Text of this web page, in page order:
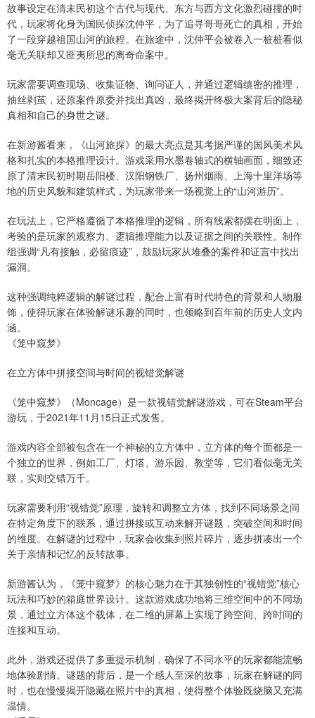
故事设定在清末民初这个古代与现代、东方与西方文化激烈碰撞的时
代，玩家将化身为国民侦探沈仲平，为了追寻哥哥死亡的真相，开始
了一段穿越祖国山河的旅程。在旅途中，沈仲平会被卷入一桩桩看似
毫无关联却又匪夷所思的离奇命案中。
玩家需要调查现场、收集证物、询问证人，并通过逻辑缜密的推理，
抽丝剥茧，还原案件原委并找出真凶，最终揭开终极大案背后的隐秘
真相和自己的身世之谜。
在新游酱看来，《山河旅探》的最大亮点是其考据严谨的国风美术风
格和扎实的本格推理设计。游戏采用水墨卷轴式的横轴画面，细致还
原了清末民初时期岳阳楼、汉阳钢铁厂、扬州烟雨、上海十里洋场等
地的历史风貌和建筑样式，为玩家带来一场视觉上的“山河游历”。
在玩法上，它严格遵循了本格推理的逻辑，所有线索都摆在明面上，
考验的是玩家的观察力、逻辑推理能力以及证据之间的关联性。制作
组强调“凡有接触，必留痕迹”，鼓励玩家从堆叠的案件和证言中找出
漏洞。
这种强调纯粹逻辑的解谜过程，配合上富有时代特色的背景和人物服
饰，使得玩家在体验解谜乐趣的同时，也领略到百年前的历史人文内
涵。
《笼中窥梦》
在立方体中拼接空间与时间的视错觉解谜
《笼中窥梦》（Moncage）是一款视错觉解谜游戏，可在Steam平台
游玩，于2021年11月15日正式发售。
游戏内容全部被包含在一个神秘的立方体中，立方体的每个面都是一
个独立的世界，例如工厂、灯塔、游乐园、教堂等，它们看似毫无关
联，实则交错万千。
玩家需要利用“视错觉”原理，旋转和调整立方体，找到不同场景之间
在特定角度下的联系，通过拼接或互动来解开谜题，突破空间和时间
的维度。在解谜的过程中，玩家会收集到照片碎片，逐步拼凑出一个
关于亲情和记忆的反转故事。
新游酱认为，《笼中窥梦》的核心魅力在于其独创性的“视错觉”核心
玩法和巧妙的箱庭世界设计。这款游戏成功地将三维空间中的不同场
景，通过立方体这个载体，在二维的屏幕上实现了跨空间、跨时间的
连接和互动。
此外，游戏还提供了多重提示机制，确保了不同水平的玩家都能流畅
地体验剧情。谜题的背后，是一个感人至深的故事，玩家在解谜的同
时，也在慢慢揭开隐藏在照片中的真相，使得整个体验既烧脑又充满
温情。